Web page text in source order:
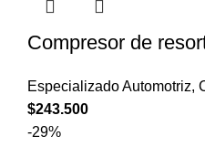
Compresor de
Especializado Automotriz,
$243.500
-29%